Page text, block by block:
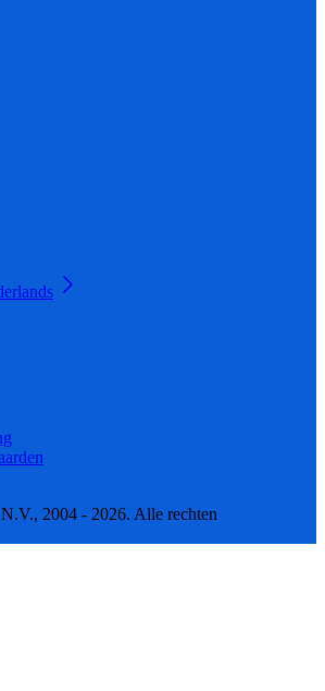
2004 - 2026. Alle rechten